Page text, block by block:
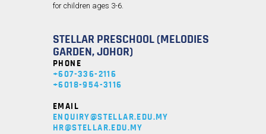
for children ages 3-6.
STELLAR PRESCHOOL (MELODIES
GARDEN, JOHOR)
PHONE
+607-336-2116
+6018-954-3116
EMAIL
ENQUIRY@STELLAR.EDU.MY
HR@STELLAR.EDU.MY